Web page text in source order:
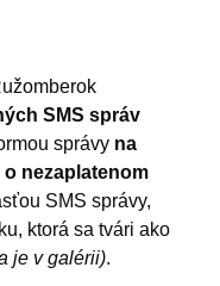
SMS správ
správy na
nezaplatenom
SMS správy,
ktorá sa tvári ako
je v galérii).